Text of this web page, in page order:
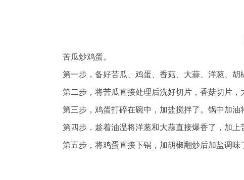
苦瓜炒鸡蛋。
第一步，备好苦瓜、鸡蛋、香菇、大蒜、洋葱、胡
第二步，将苦瓜直接处理后洗好切片，香菇切片，
第三步，鸡蛋打碎在碗中，加盐搅拌了。锅中加油
第四步，趁着油温将洋葱和大蒜直接爆香了，加上
第五步，将鸡蛋直接下锅，加胡椒翻炒后加盐调味